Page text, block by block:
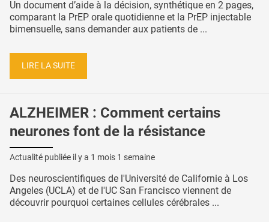
Un document d’aide à la décision, synthétique en 2 pages,
comparant la PrEP orale quotidienne et la PrEP injectable
bimensuelle, sans demander aux patients de ...
LIRE LA SUITE
ALZHEIMER : Comment certains
neurones font de la résistance
Actualité publiée il y a 1 mois 1 semaine
Des neuroscientifiques de l'Université de Californie à Los
Angeles (UCLA) et de l'UC San Francisco viennent de
découvrir pourquoi certaines cellules cérébrales ...